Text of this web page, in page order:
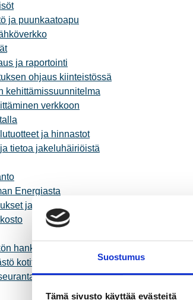
Suostumus
Tämä sivusto käyttää evästeitä
ja puunkaatoapu
ja raportointi
ohjaus kiinteistössä
kehittämissuunnitelma
verkkoon
ja hinnastot
tietoa jakeluhäiriöistä
Energiasta
ja asiakaslehti
hankinta
kotitaloudessa